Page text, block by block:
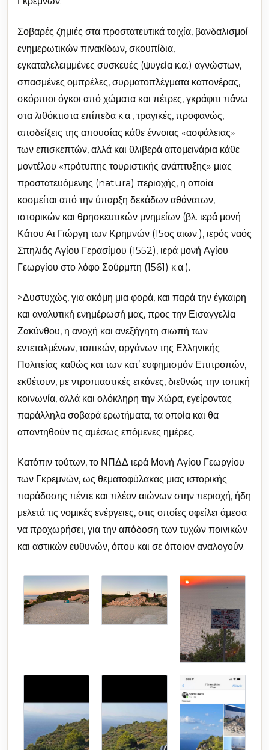
Σοβαρές ζημιές στα προστατευτικά τοιχία, βανδαλισμοί
ενημερωτικών πινακίδων, σκουπίδια,
εγκαταλελειμμένες συσκευές (ψυγεία κ.α.) αγνώστων,
σπασμένες ομπρέλες, συρματοπλέγματα καπονέρας,
σκόρπιοι όγκοι από χώματα και πέτρες, γκράφιτι πάνω
στα λιθόκτιστα επίπεδα κ.α., τραγικές, προφανώς,
αποδείξεις της απουσίας κάθε έννοιας «ασφάλειας»
των επισκεπτών, αλλά και θλιβερά απομεινάρια κάθε
μοντέλου «πρότυπης τουριστικής ανάπτυξης» μιας
προστατευόμενης (natura) περιοχής, η οποία
κοσμείται από την ύπαρξη δεκάδων αθάνατων,
ιστορικών και θρησκευτικών μνημείων (βλ. ιερά μονή
Κάτου Αι Γιώργη των Κρημνών (15ος αιων.), ιερός ναός
Σπηλιάς Αγίου Γερασίμου (1552), ιερά μονή Αγίου
Γεωργίου στο λόφο Σούρμπη (1561) κ.α.).
>Δυστυχώς, για ακόμη μια φορά, και παρά την έγκαιρη
και αναλυτική ενημέρωσή μας, προς την Εισαγγελία
Ζακύνθου, η ανοχή και ανεξήγητη σιωπή των
εντεταλμένων, τοπικών, οργάνων της Ελληνικής
Πολιτείας καθώς και των κατ’ ευφημισμόν Επιτροπών,
εκθέτουν, με ντροπιαστικές εικόνες, διεθνώς την τοπική
κοινωνία, αλλά και ολόκληρη την Χώρα, εγείροντας
παράλληλα σοβαρά ερωτήματα, τα οποία και θα
απαντηθούν τις αμέσως επόμενες ημέρες.
Κατόπιν τούτων, το ΝΠΔΔ ιερά Μονή Αγίου Γεωργίου
των Γκρεμνών, ως θεματοφύλακας μιας ιστορικής
παράδοσης πέντε και πλέον αιώνων στην περιοχή, ήδη
μελετά τις νομικές ενέργειες, στις οποίες οφείλει άμεσα
να προχωρήσει, για την απόδοση των τυχών ποινικών
και αστικών ευθυνών, όπου και σε όποιον αναλογούν.